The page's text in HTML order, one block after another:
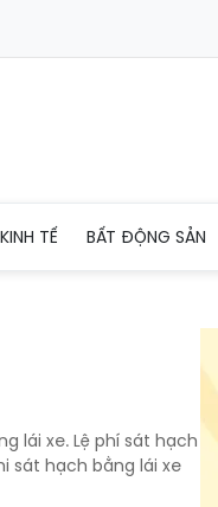
KINH TẾ BẤT ĐỘNG SẢN
lái xe. Lệ phí sát hạch
sát hạch bằng lái xe